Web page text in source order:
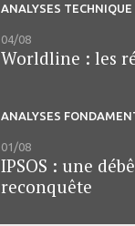
ANALYSES TECHNIQUE
04/08
Worldline : les
ANALYSES
01/08
IPSOS : une
reconquête